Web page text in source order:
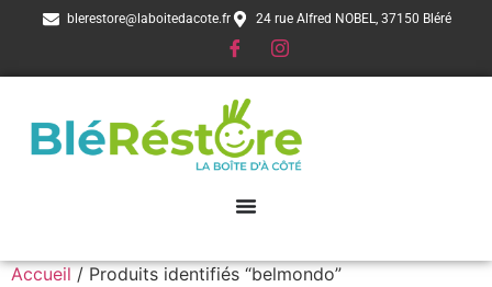
blerestore@laboitedacote.fr 24 rue Alfred NOBEL, 37150 Bléré
Accueil / Produits identifiés “belmondo”